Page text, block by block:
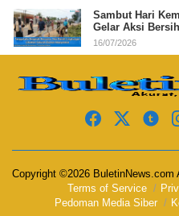
Sambut Hari
Gelar Aksi
16/07/2026
Copyright ©2026 BuletinNews.com
Terms of Service
Pedoman Media Siber